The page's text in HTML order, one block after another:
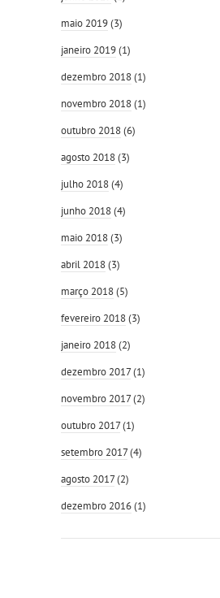
maio 2019(3)
janeiro 2019(1)
dezembro 2018(1)
novembro 2018(1)
outubro 2018(6)
agosto 2018(3)
julho 2018(4)
junho 2018(4)
maio 2018(3)
abril 2018(3)
março 2018(5)
fevereiro 2018(3)
janeiro 2018(2)
dezembro 2017(1)
novembro 2017(2)
outubro 2017(1)
setembro 2017(4)
agosto 2017(2)
dezembro 2016(1)